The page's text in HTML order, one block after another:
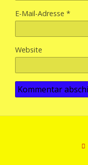
E-Mail-Adresse *
Website